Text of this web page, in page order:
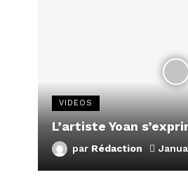
VIDEOS
L’artiste Yoan
par Rédaction